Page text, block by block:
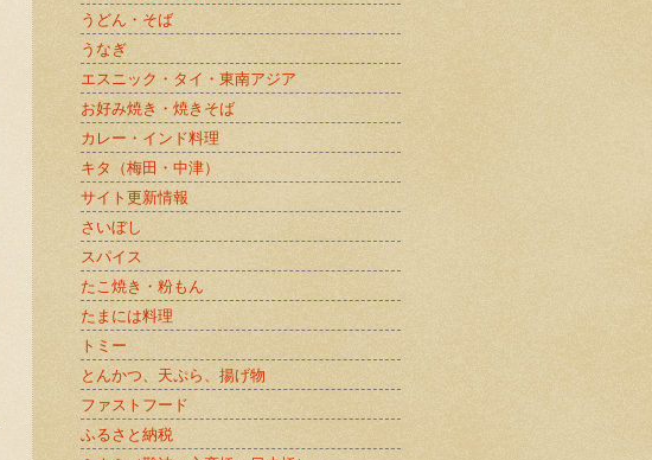
うどん・そば
うなぎ
エスニック・タイ・東南アジア
お好み焼き・焼きそば
カレー・インド料理
キタ（梅田・中津）
サイト更新情報
さいぼし
スパイス
たこ焼き・粉もん
たまには料理
トミー
とんかつ、天ぷら、揚げ物
ファストフード
ふるさと納税